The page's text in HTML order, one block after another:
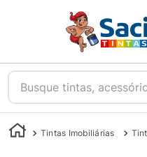
Busque tintas, acessórios
Tintas Imobiliárias